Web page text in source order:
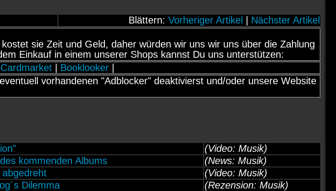
Blättern: Vorheriger Artikel
Nächster Artikel
sie Zeit und Geld, daher würden wir uns wir uns über die Zahlung
Einkauf in einem unserer Shops kannst Du uns unterstützen:
Cardmarket
Booklooker
vorhandenen "Adblocker" deaktivierst und/oder unsere Website
(Video: Musik)
kommenden Albums
(News: Musik)
(Video: Musik)
Dilemma
(Rezension: Musik)